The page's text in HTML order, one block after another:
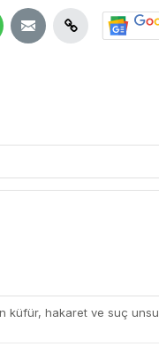
küfür, hakaret ve suç